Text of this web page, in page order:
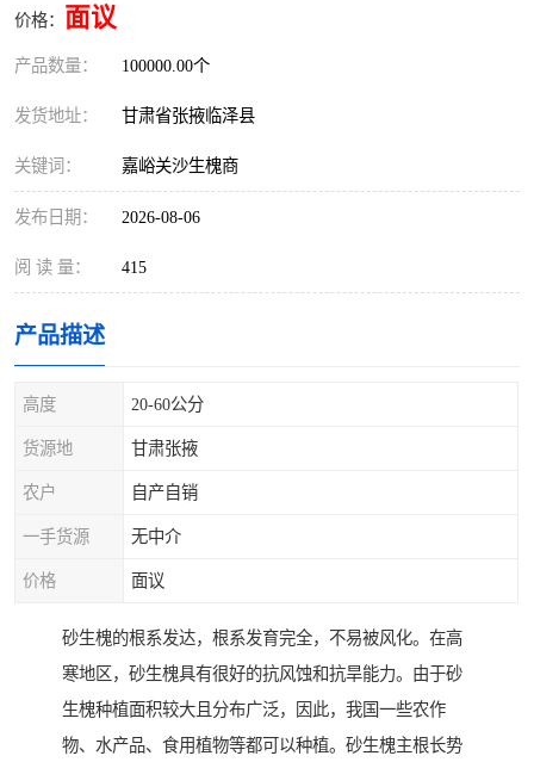
价格： 面议
产品数量： 100000.00个
发货地址： 甘肃省张掖临泽县
关键词： 嘉峪关沙生槐商
发布日期： 2026-08-06
阅 读 量： 415
产品描述
高度 20-60公分
货源地 甘肃张掖
农户 自产自销
一手货源 无中介
价格 面议
砂生槐的根系发达，根系发育完全，不易被风化。在高
寒地区，砂生槐具有很好的抗风蚀和抗旱能力。由于砂
生槐种植面积较大且分布广泛，因此，我国一些农作
物、水产品、食用植物等都可以种植。砂生槐主根长势